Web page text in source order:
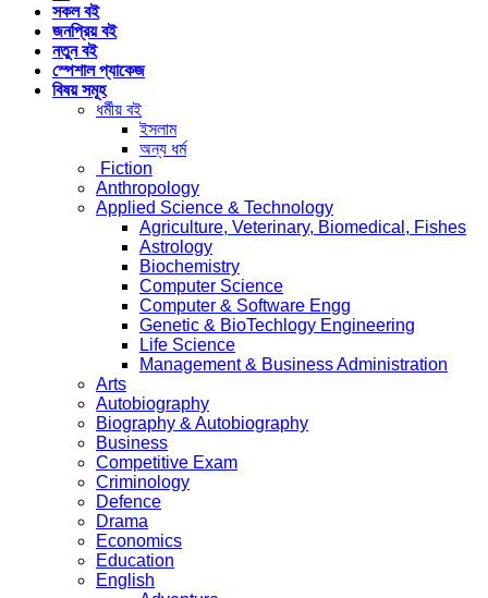
সকল বই
জনপ্রিয় বই
নতুন বই
স্পেশাল প্যাকেজ
বিষয় সমূহ
ধর্মীয় বই
ইসলাম
অন্য ধর্ম
Fiction
Anthropology
Applied Science & Technology
Agriculture, Veterinary, Biomedical, Fishes
Astrology
Biochemistry
Computer Science
Computer & Software Engg
Genetic & BioTechlogy Engineering
Life Science
Management & Business Administration
Arts
Autobiography
Biography & Autobiography
Business
Competitive Exam
Criminology
Defence
Drama
Economics
Education
English